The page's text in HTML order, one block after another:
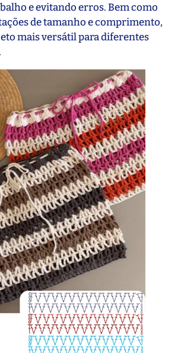
e evitando erros. Bem como
de tamanho e comprimento,
mais versátil para diferentes